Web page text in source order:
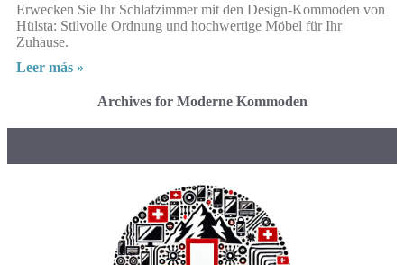
Erwecken Sie Ihr Schlafzimmer mit den Design-Kommoden von
Hülsta: Stilvolle Ordnung und hochwertige Möbel für Ihr
Zuhause.
Leer más »
Archives for Moderne Kommoden